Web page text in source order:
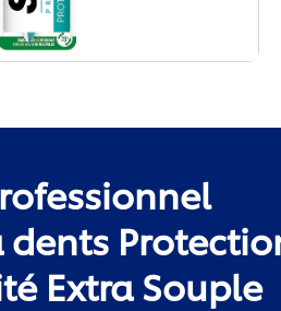
dents
Extra Souple